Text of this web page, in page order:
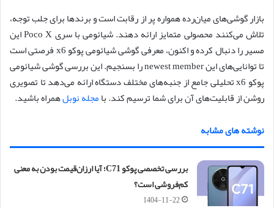
بازار گوشی‌های میان‌رده همواره پر از رقابت است و برندها برای جلب توجه،
تلاش می‌کنند محصولی متمایز ارائه دهند. شیائومی با سری Poco X این
مسیر را دنبال کرده و اکنون، معرفی گوشی شیائومی پوکو x6 فرصتی است
تا توانایی‌های این newest member را بسنجیم. این بررسی گوشی شیائومی
پوکو x6 تحلیلی جامع از جنبه‌های مختلف دستگاه ارائه می‌دهد تا تصویری
روشن از قابلیت‌های آن برای شما ترسیم کند. بامجله نوبلهمراه باشید.
نوشته های مشابه
بررسی تخصصی پوکو C71؛ آیا ارزان‌قیمت بودن به معنی
کم‌فروشی است؟
1404-11-22